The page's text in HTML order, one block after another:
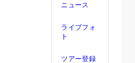
ニュース
ライブフォ
ト
ツアー登録